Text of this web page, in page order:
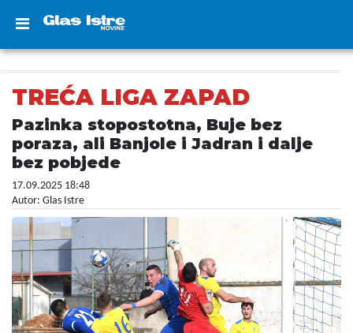
TREĆA LIGA ZAPAD
Pazinka stopostotna, Buje bez
poraza, ali Banjole i Jadran i dalje
bez pobjede
17.09.2025 18:48
Autor: Glas Istre